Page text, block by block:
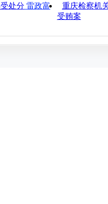
处分 雷政富
重庆检察机
受贿案